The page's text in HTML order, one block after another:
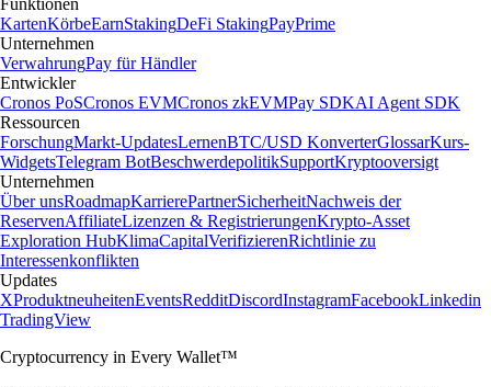
Funktionen
KartenKörbeEarnStakingDeFi StakingPayPrime
Unternehmen
VerwahrungPay für Händler
Entwickler
Cronos PoSCronos EVMCronos zkEVMPay SDKAI Agent SDK
Ressourcen
ForschungMarkt-UpdatesLernenBTC/USD KonverterGlossarKurs-
WidgetsTelegram BotBeschwerdepolitikSupportKryptooversigt
Unternehmen
Über unsRoadmapKarrierePartnerSicherheitNachweis der
ReservenAffiliateLizenzen & RegistrierungenKrypto-Asset
Exploration HubKlimaCapitalVerifizierenRichtlinie zu
Interessenkonflikten
Updates
XProduktneuheitenEventsRedditDiscordInstagramFacebookLinkedin
TradingView
Cryptocurrency in Every Wallet™